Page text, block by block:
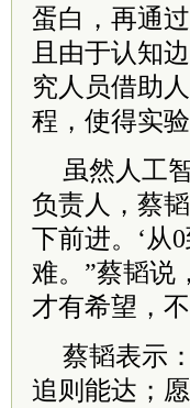
蛋白，再通
且由于认知
究人员借助
程，使得实
虽然人工
负责人，蔡
下前进。‘从
难。”蔡韬说
才有希望，
蔡韬表示
追则能达；